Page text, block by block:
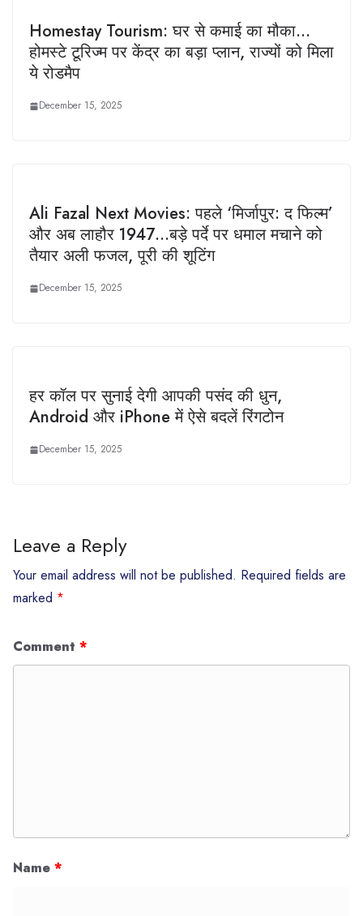
Homestay Tourism: घर से कमाई का मौका…
होमस्टे टूरिज्म पर केंद्र का बड़ा प्लान, राज्यों को मिला
ये रोडमैप
December 15, 2025
Ali Fazal Next Movies: पहले ‘मिर्जापुर: द फिल्म’
और अब लाहौर 1947…बड़े पर्दे पर धमाल मचाने को
तैयार अली फजल, पूरी की शूटिंग
December 15, 2025
हर कॉल पर सुनाई देगी आपकी पसंद की धुन,
Android और iPhone में ऐसे बदलें रिंगटोन
December 15, 2025
Leave a Reply
Your email address will not be published. Required fields are
marked *
Comment *
Name *